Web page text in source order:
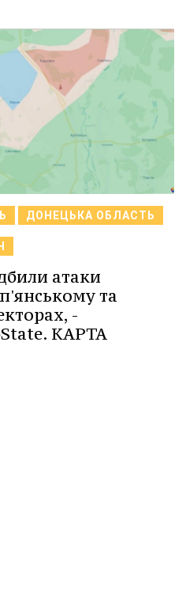
ДОНЕЦЬКА ОБЛАСТЬ
атаки
та
-
КАРТА